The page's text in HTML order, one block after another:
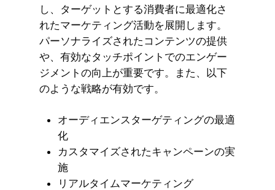
し、ターゲットとする消費者に最適化さ
れたマーケティング活動を展開します。
パーソナライズされたコンテンツの提供
や、有効なタッチポイントでのエンゲー
ジメントの向上が重要です。また、以下
のような戦略が有効です。
オーディエンスターゲティングの最適
化
カスタマイズされたキャンペーンの実
施
リアルタイムマーケティング